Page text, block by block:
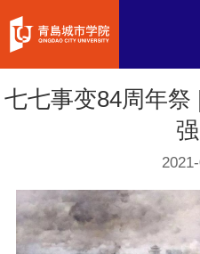
七七事变84周年祭
强